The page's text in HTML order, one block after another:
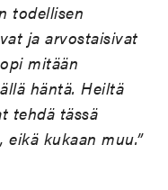
todellisen
ja arvostaisivat
mitään
häntä. Heiltä
tehdä tässä
eikä kukaan muu.”